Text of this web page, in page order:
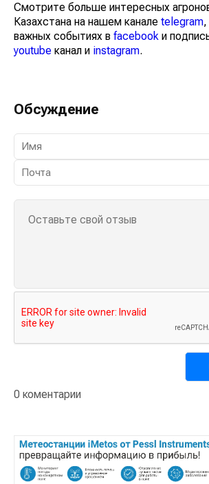
Смотрите больше интересных
Казахстана на нашем канале telegram,
важных событиях в facebook и
youtube канал и instagram.
Обсуждение
0 коментарии